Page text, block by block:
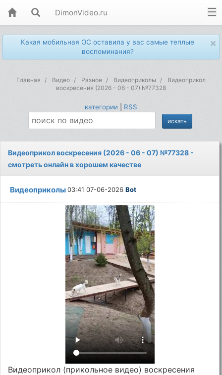
DimonVideo.ru
×
Какая мобильная ОС оставила у вас самые теплые
воспоминания?
Главная Видео Разное Видеоприколы
Видеоприкол
воскресения (2026 - 06 - 07) №77328
категории RSS
Видеоприкол воскресения (2026 - 06 - 07) №77328 -
смотреть онлайн в хорошем качестве
Видеоприколы03:41 07-06-2026Bot
Видеоприкол (прикольное видео) воскресения